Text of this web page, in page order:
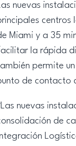
nuevas
centros
Miami y a 35
la rápida
permite
de contacto
nuevas
de